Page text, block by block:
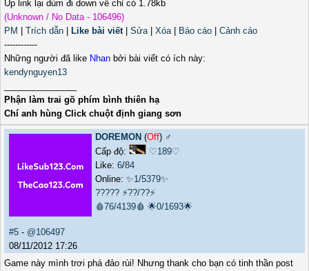
Up link lại dùm đi down về chỉ có 1.78kb
(Unknown / No Data - 106496)
PM
Trích dẫn Like bài viết| Sửa| Xóa| Báo cáo
Cảnh cáo
------------
Những người đã like Nhan bởi bài viết có ích này:
kendynguyen13
Phận làm trai gõ phím bình thiên hạ
Chí anh hùng Click chuột định giang sơn
DOREMON (Off) ♂️
Cấp độ:
♡189♡
Like: 6/84
Online: ✨1/5379✨
????? ⚡??/??⚡
🩸76/4139🩸 🌟0/1693🌟
#5 - @106497
08/11/2012 17:26
Game này mình trơi phá đảo rùi! Nhưng thank cho bạn có tinh thần post